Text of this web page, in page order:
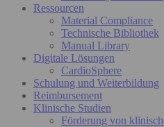
Ressourcen
Material Compliance
Technische Bibliothek
Manual Library
Digitale Lösungen
CardioSphere
Schulung und Weiterbildung
Reimbursement
Klinische Studien
Förderung von